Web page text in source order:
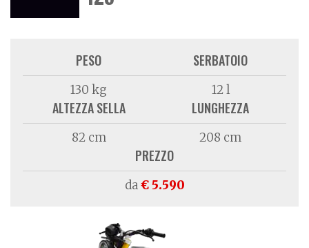
PESO
130 kg
SERBATOIO
12 l
ALTEZZA SELLA
82 cm
LUNGHEZZA
208 cm
PREZZO
da€ 5.590